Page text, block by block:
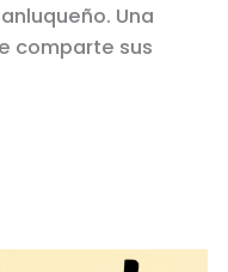
Una
comparte sus